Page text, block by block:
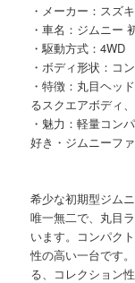
・メーカー：スズキ
・車名：ジムニー
・駆動方式：4WD
・ボディ形状：コ
・特徴：丸目ヘッ
るスクエアボディ
・魅力：軽量コン
好き・ジムニーフ
希少な初期型ジム
唯一無二で、丸目
います。コンパク
性の高い一台です
る、コレクション